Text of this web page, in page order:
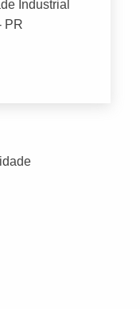
Industrial
PR